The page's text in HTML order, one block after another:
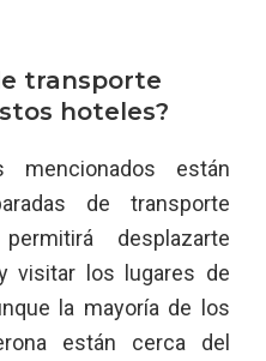
transporte
hoteles?
están
de transporte
desplazarte
visitar los lugares de
la mayoría de los
están cerca del